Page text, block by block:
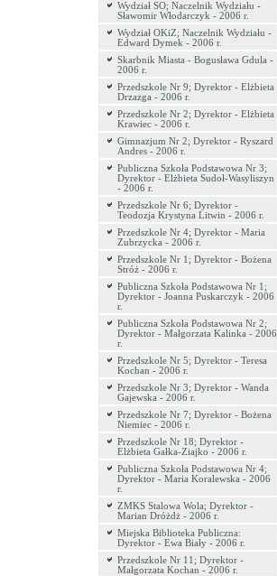
Wydział SO; Naczelnik Wydziału -
Sławomir Włodarczyk - 2006 r.
Wydział OKiZ; Naczelnik Wydziału -
Edward Dymek - 2006 r.
Skarbnik Miasta - Bogusława Gdula -
2006 r.
Przedszkole Nr 9; Dyrektor - Elżbieta
Drzazga - 2006 r.
Przedszkole Nr 2; Dyrektor - Elżbieta
Krawiec - 2006 r.
Gimnazjum Nr 2; Dyrektor - Ryszard
Andres - 2006 r.
Publiczna Szkoła Podstawowa Nr 3;
Dyrektor - Elżbieta Sudoł-Wasyliszyn
- 2006 r.
Przedszkole Nr 6; Dyrektor -
Teodozja Krystyna Litwin - 2006 r.
Przedszkole Nr 4; Dyrektor - Maria
Zubrzycka - 2006 r.
Przedszkole Nr 1; Dyrektor - Bożena
Stróż - 2006 r.
Publiczna Szkoła Podstawowa Nr 1;
Dyrektor - Joanna Puskarczyk - 2006
r.
Publiczna Szkoła Podstawowa Nr 2;
Dyrektor - Małgorzata Kalinka - 2006
r.
Przedszkole Nr 5; Dyrektor - Teresa
Kochan - 2006 r.
Przedszkole Nr 3; Dyrektor - Wanda
Gajewska - 2006 r.
Przedszkole Nr 7; Dyrektor - Bożena
Niemiec - 2006 r.
Przedszkole Nr 18; Dyrektor -
Elżbieta Gałka-Ziajko - 2006 r.
Publiczna Szkoła Podstawowa Nr 4;
Dyrektor - Maria Koralewska - 2006
r.
ZMKS Stalowa Wola; Dyrektor -
Marian Dróżdż - 2006 r.
Miejska Biblioteka Publiczna:
Dyrektor - Ewa Biały - 2006 r.
Przedszkole Nr 11; Dyrektor -
Małgorzata Kochan - 2006 r.